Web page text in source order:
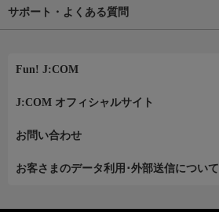
サポート・よくある質問
Fun! J:COM
J:COM オフィシャルサイト
お問い合わせ
お客さまのデータ利用･外部送信について